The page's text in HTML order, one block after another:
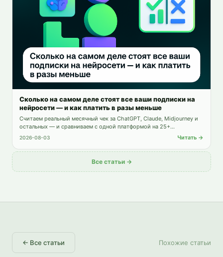
Сколько на самом деле стоят все ваши подписки на
нейросети — и как платить в разы меньше
Считаем реальный месячный чек за ChatGPT, Claude, Midjourney и
остальных — и сравниваем с одной платформой на 25+
инструментов.
2026-08-03 Читать →
Все статьи →
← Все статьи Похожие статьи